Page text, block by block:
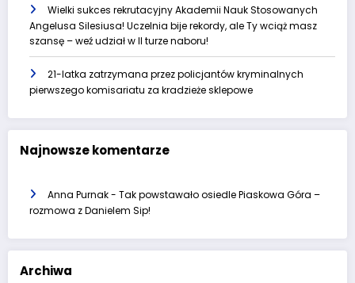
Wielki sukces rekrutacyjny Akademii Nauk Stosowanych
Angelusa Silesiusa! Uczelnia bije rekordy, ale Ty wciąż masz
szansę – weź udział w II turze naboru!
21-latka zatrzymana przez policjantów kryminalnych
pierwszego komisariatu za kradzieże sklepowe
Najnowsze komentarze
Anna Purnak- Tak powstawało osiedle Piaskowa Góra –
rozmowa z Danielem Sip!
Archiwa